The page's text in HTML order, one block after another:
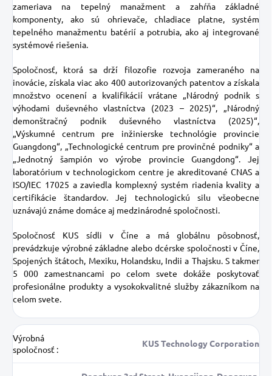
zameriava na tepelný manažment a zahŕňa základné
komponenty, ako sú ohrievače, chladiace platne, systém
tepelného manažmentu batérií a potrubia, ako aj integrované
systémové riešenia.
Spoločnosť, ktorá sa drží filozofie rozvoja zameraného na
inovácie, získala viac ako 400 autorizovaných patentov a získala
množstvo ocenení a kvalifikácií vrátane „Národný podnik s
výhodami duševného vlastníctva (2023 – 2025)“, „Národný
demonštračný podnik duševného vlastníctva (2025)“,
„Výskumné centrum pre inžinierske technológie provincie
Guangdong“, „Technologické centrum pre provinčné podniky“ a
„Jednotný šampión vo výrobe provincie Guangdong“. Jej
laboratórium v ​​technologickom centre je akreditované CNAS a
ISO/IEC 17025 a zaviedla komplexný systém riadenia kvality a
certifikácie štandardov. Jej technologickú silu všeobecne
uznávajú známe domáce aj medzinárodné spoločnosti.
Spoločnosť KUS sídli v Číne a má globálnu pôsobnosť,
prevádzkuje výrobné základne alebo dcérske spoločnosti v Číne,
Spojených štátoch, Mexiku, Holandsku, Indii a Thajsku. S takmer
5 000 zamestnancami po celom svete dokáže poskytovať
profesionálne produkty a vysokokvalitné služby zákazníkom na
celom svete.
Výrobná
spoločnosť :
KUS Technology Corporation